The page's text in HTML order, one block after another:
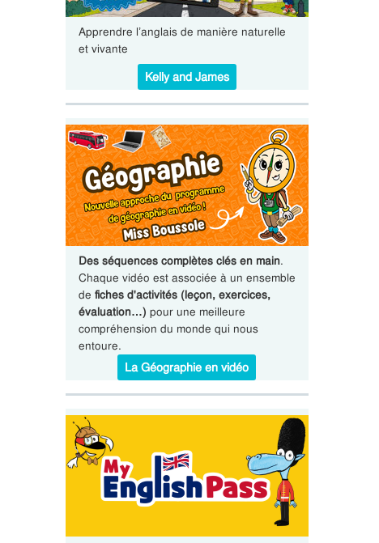
Apprendre l’anglais de manière naturelle
et vivante
Kelly and James
Des séquences complètes clés en main.
Chaque vidéo est associée à un ensemble
de fiches d'activités (leçon, exercices,
évaluation…) pour une meilleure
compréhension du monde qui nous
entoure.
La Géographie en vidéo